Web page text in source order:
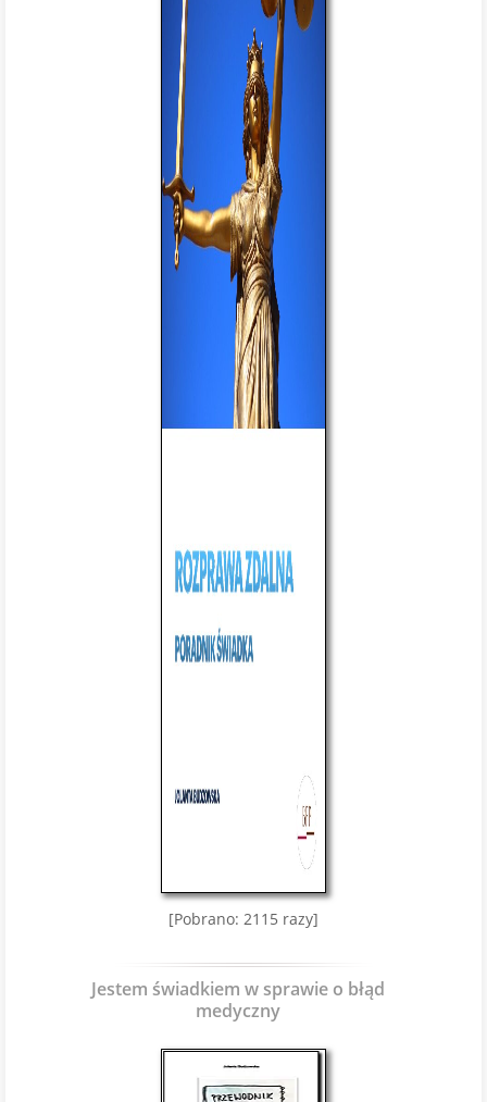
[Pobrano: 2115 razy]
Jestem świadkiem w sprawie o błąd
medyczny